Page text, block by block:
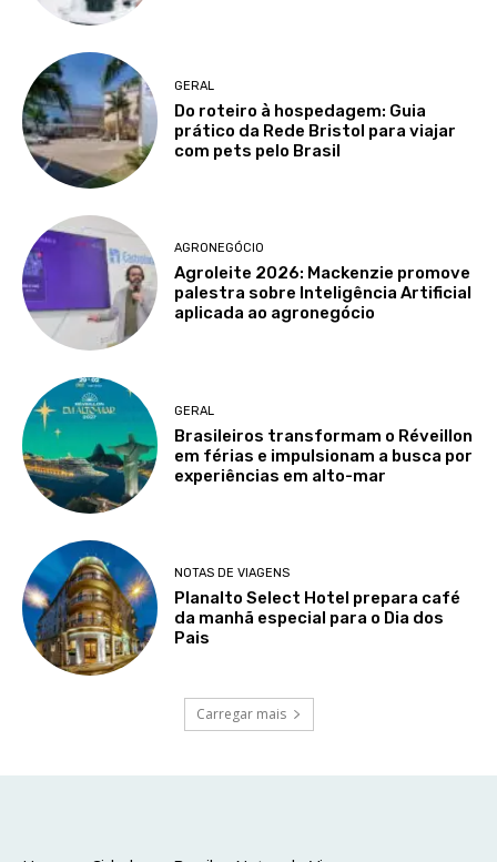
GERAL
Do roteiro à hospedagem: Guia
prático da Rede Bristol para viajar
com pets pelo Brasil
AGRONEGÓCIO
Agroleite 2026: Mackenzie promove
palestra sobre Inteligência Artificial
aplicada ao agronegócio
GERAL
Brasileiros transformam o Réveillon
em férias e impulsionam a busca por
experiências em alto-mar
NOTAS DE VIAGENS
Planalto Select Hotel prepara café
da manhã especial para o Dia dos
Pais
Carregar mais